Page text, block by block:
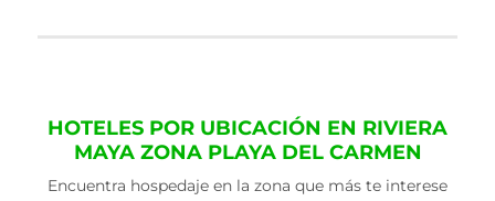
HOTELES POR UBICACIÓN EN RIVIERA
MAYA ZONA PLAYA DEL CARMEN
Encuentra hospedaje en la zona que más te interese